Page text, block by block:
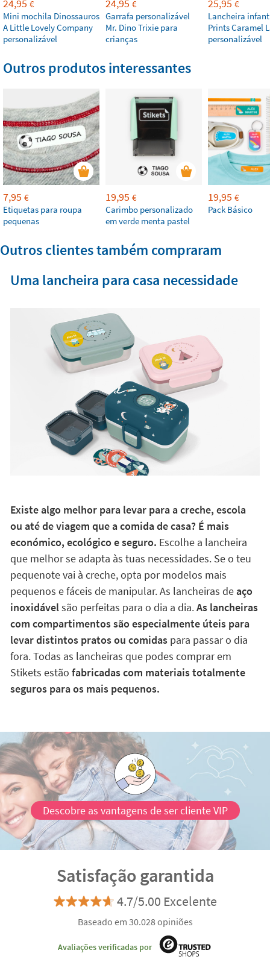
24,95 €
Mini mochila Dinossauros
A Little Lovely Company
personalizável
24,95 €
Garrafa personalizável
Mr. Dino Trixie para
crianças
25,95 €
Lancheira
Prints Caramel
personalizável
Outros produtos interessantes
7,95 €
Etiquetas para roupa
pequenas
19,95 €
Carimbo personalizado
em verde menta pastel
19,95 €
Pack Básico
Outros clientes também compraram
Uma lancheira para casa necessidade
Existe algo melhor para levar para a creche, escola
ou até de viagem que a comida de casa? É mais
económico, ecológico e seguro. Escolhe a lancheira
que melhor se adapta às tuas necessidades. Se o teu
pequenote vai à creche, opta por modelos mais
pequenos e fáceis de manipular. As lancheiras deaço
inoxidávelsão perfeitas para o dia a dia.As lancheiras
com compartimentos são especialmente úteis para
levar distintos pratos ou comidaspara passar o dia
fora. Todas as lancheiras que podes comprar em
Stikets estão fabricadas com materiais totalmente
seguros para os mais pequenos.
Descobre as vantagens de ser cliente VIP
Satisfação garantida
4.7/5.00 Excelente
Baseado em 30.028 opiniões
Avaliações verificadas por